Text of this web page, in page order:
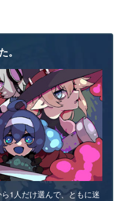
。
1人だけ選んで、ともに迷